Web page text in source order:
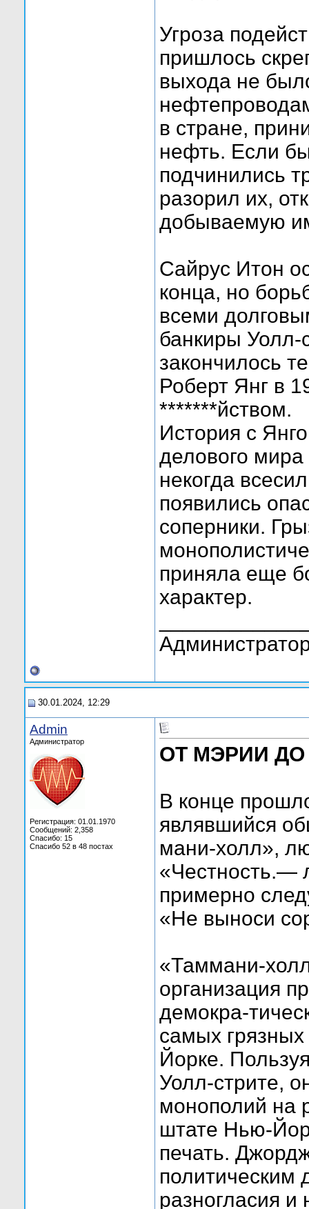
Угроза
пришлось
выхода не
в стране,
нефть. Если
подчинились
разорил их,
добываемую
Сайрус Итон
конца, но
всеми
банкиры Уолл-
закончилось
Роберт Янг в
*******йством.
История с
делового
некогда
появились
соперники.
приняла еще
характер.
30.01.2024, 12:29
Admin
Администратор
Регистрация: 01.01.1970
Сообщений: 2,358
Спасибо: 15
Спасибо 52 в 48 постах
ОТ МЭРИИ
В конце
являвшийся
мани-холл»,
«Честность.—
примерно
«Не выноси
«Таммани-
организация
демокра-
самых
Йорке.
Уолл-стрите,
монополий на
штате Нью-
печать.
политическим
разногласия